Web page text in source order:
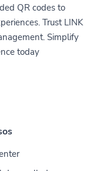
QR codes to
Trust LINK
Simplify
today